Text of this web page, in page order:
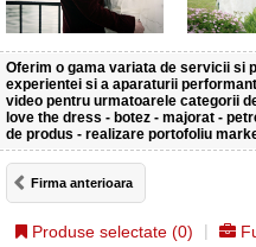
Oferim o gama variata de servicii si
experientei si a aparaturii
video pentru urmatoarele categorii
love the dress - botez - majorat -
de produs - realizare portofoliu
Firma anterioara
Produse selectate (0)